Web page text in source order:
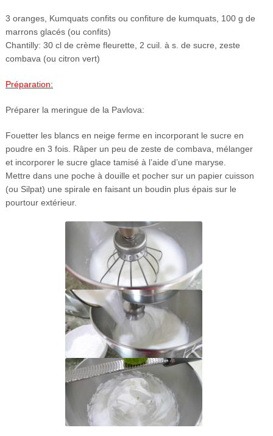
3 oranges, Kumquats confits ou confiture de kumquats, 100 g de
marrons glacés (ou confits)
Chantilly: 30 cl de crème fleurette, 2 cuil. à s. de sucre, zeste
combava (ou citron vert)
Préparation:
Préparer la meringue de la Pavlova:
Fouetter les blancs en neige ferme en incorporant le sucre en
poudre en 3 fois. Râper un peu de zeste de combava, mélanger
et incorporer le sucre glace tamisé à l’aide d’une maryse.
Mettre dans une poche à douille et pocher sur un papier cuisson
(ou Silpat) une spirale en faisant un boudin plus épais sur le
pourtour extérieur.